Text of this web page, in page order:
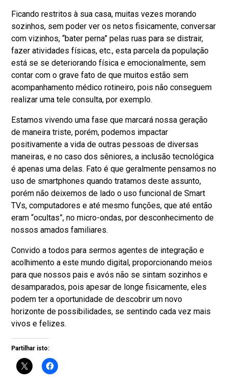
Ficando restritos à sua casa, muitas vezes morando
sozinhos, sem poder ver os netos fisicamente, conversar
com vizinhos, “bater perna” pelas ruas para se distrair,
fazer atividades físicas, etc., esta parcela da população
está se se deteriorando física e emocionalmente, sem
contar com o grave fato de que muitos estão sem
acompanhamento médico rotineiro, pois não conseguem
realizar uma tele consulta, por exemplo.
Estamos vivendo uma fase que marcará nossa geração
de maneira triste, porém, podemos impactar
positivamente a vida de outras pessoas de diversas
maneiras, e no caso dos sêniores, a inclusão tecnológica
é apenas uma delas. Fato é que geralmente pensamos no
uso de smartphones quando tratamos deste assunto,
porém não deixemos de lado o uso funcional de Smart
TVs, computadores e até mesmo funções, que até então
eram “ocultas”, no micro-ondas, por desconhecimento de
nossos amados familiares.
Convido a todos para sermos agentes de integração e
acolhimento a este mundo digital, proporcionando meios
para que nossos pais e avós não se sintam sozinhos e
desamparados, pois apesar de longe fisicamente, eles
podem ter a oportunidade de descobrir um novo
horizonte de possibilidades, se sentindo cada vez mais
vivos e felizes.
Partilhar isto: